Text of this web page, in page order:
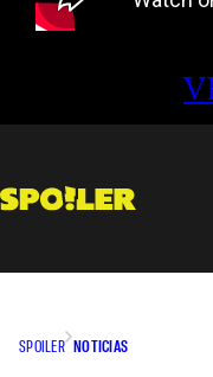
SPOILER NOTICIAS